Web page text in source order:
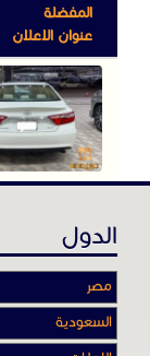
المفضلة
عنوان الاعلان
الدول